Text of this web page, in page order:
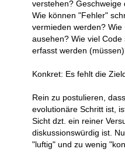
verstehen? Geschweige
Wie können "Fehler"
vermieden werden?
ausehen? Wie viel
erfasst werden
Konkret: Es fehlt die
Rein zu postulieren,
evolutionäre Schritt ist,
Sicht dzt. ein reiner
diskussionswürdig ist.
"luftig" und zu wenig